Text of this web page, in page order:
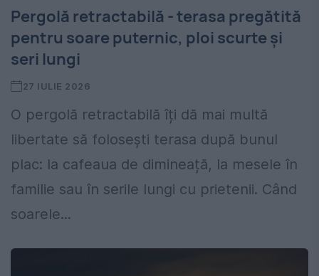
Pergolă retractabilă - terasa pregătită
pentru soare puternic, ploi scurte și
seri lungi
27 IULIE 2026
O pergolă retractabilă îți dă mai multă
libertate să folosești terasa după bunul
plac: la cafeaua de dimineață, la mesele în
familie sau în serile lungi cu prietenii. Când
soarele...